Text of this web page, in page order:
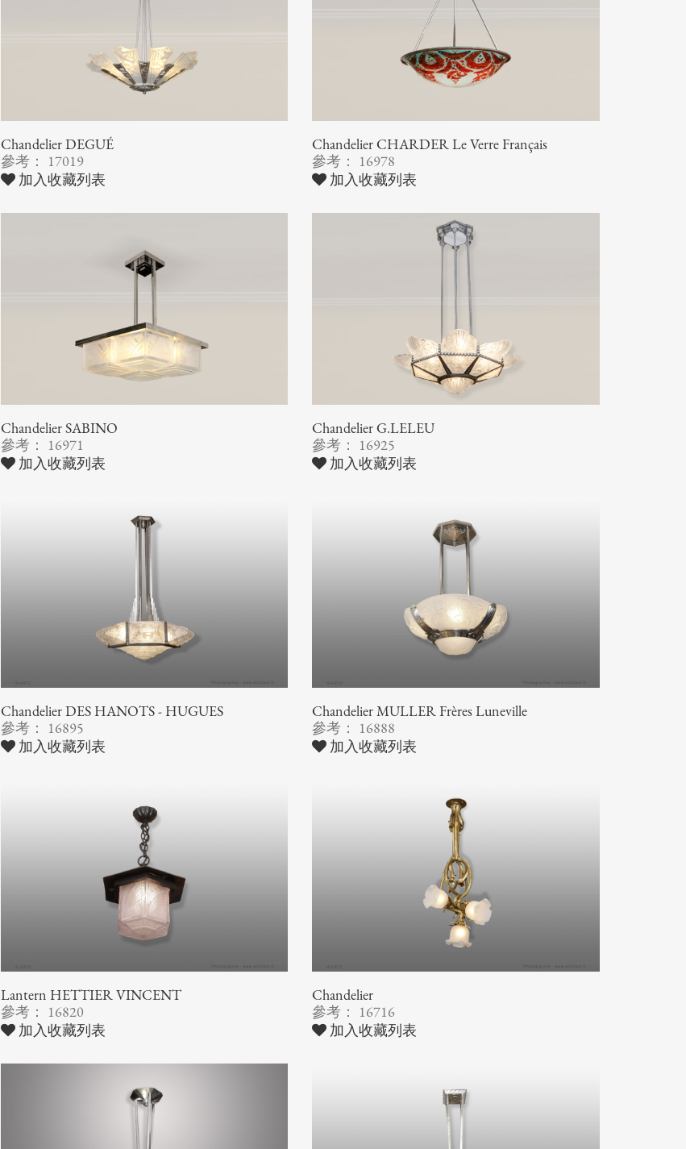
Chandelier DEGUÉ
參考： 17019
加入收藏列表
Chandelier CHARDER Le Verre Français
參考： 16978
加入收藏列表
Chandelier SABINO
參考： 16971
加入收藏列表
Chandelier G.LELEU
參考： 16925
加入收藏列表
Chandelier DES HANOTS - HUGUES
參考： 16895
加入收藏列表
Chandelier MULLER Frères Luneville
參考： 16888
加入收藏列表
Lantern HETTIER VINCENT
參考： 16820
加入收藏列表
Chandelier
參考： 16716
加入收藏列表